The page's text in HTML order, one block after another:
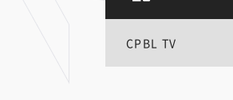
CPBL TV